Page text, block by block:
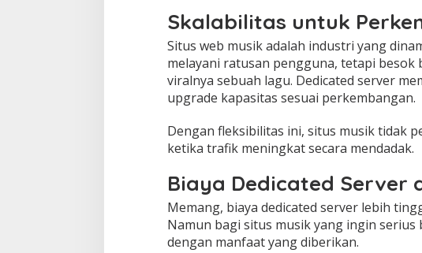
Skalabilitas untuk
Situs web musik adalah industri yang
melayani ratusan pengguna, tetapi besok
viralnya sebuah lagu. Dedicated server
upgrade kapasitas sesuai perkembangan.
Dengan fleksibilitas ini, situs musik tidak
ketika trafik meningkat secara mendadak.
Biaya Dedicated Server
Memang, biaya dedicated server lebih
Namun bagi situs musik yang ingin
dengan manfaat yang diberikan.